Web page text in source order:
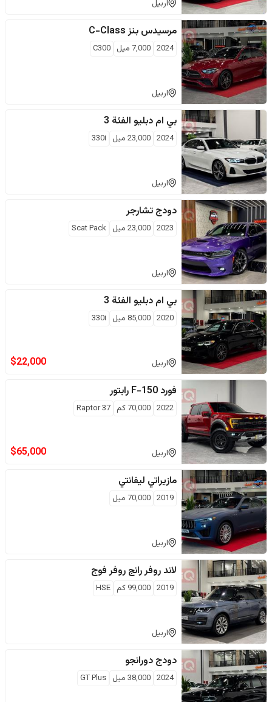
اربيل
مرسيدس بنز C-Class
2024
7,000 ميل C300
اربيل
بي ام دبليو الفئة 3
2024
23,000 ميل 330i
اربيل
دودج تشارجر
2023
23,000 ميل Scat Pack
اربيل
بي ام دبليو الفئة 3
2020
85,000 ميل 330i
اربيل $22,000
فورد F-150 رابتور
2022
70,000كم Raptor 37
اربيل $65,000
مازيراتي ليفانتي
2019
70,000 ميل
اربيل
لاند روفررانج روفر فوج
2019
99,000 كم HSE
اربيل
دودج دورانجو
2024
38,000 ميل GT Plus